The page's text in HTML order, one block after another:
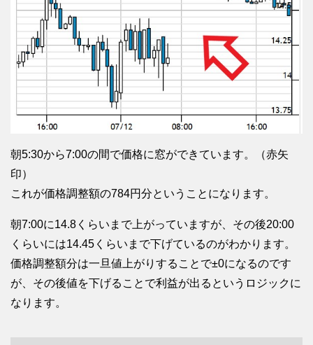
朝5:30から7:00の間で価格に窓ができています。（赤矢
印）
これが価格調整額の784円分ということになります。
朝7:00に14.8くらいまで上がっていますが、その後20:00
くらいには14.45くらいまで下げているのがわかります。
価格調整額分は一旦値上がりすることで±0になるのです
が、その後値を下げることで利益が出るというロジックに
なります。